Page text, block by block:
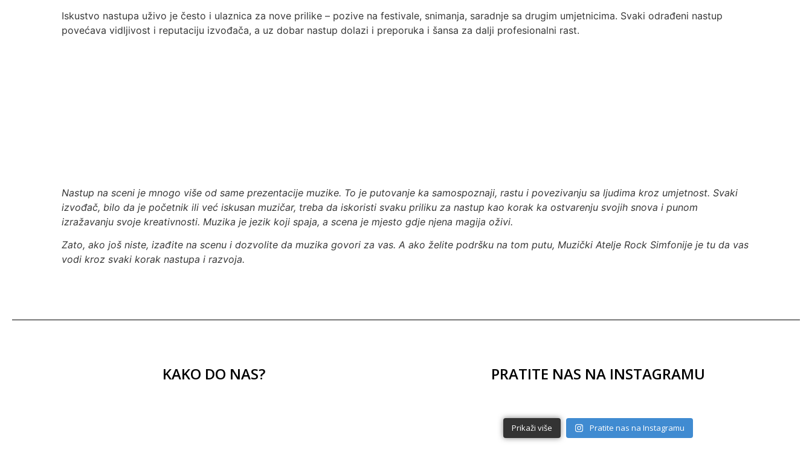
Iskustvo nastupa uživo je često i ulaznica za nove prilike – pozive na festivale, snimanja, saradnje sa drugim umjetnicima. Svaki odrađeni nastup
povećava vidljivost i reputaciju izvođača, a uz dobar nastup dolazi i preporuka i šansa za dalji profesionalni rast.
Nastup na sceni je mnogo više od same prezentacije muzike. To je putovanje ka samospoznaji, rastu i povezivanju sa ljudima kroz umjetnost. Svaki
izvođač, bilo da je početnik ili već iskusan muzičar, treba da iskoristi svaku priliku za nastup kao korak ka ostvarenju svojih snova i punom
izražavanju svoje kreativnosti. Muzika je jezik koji spaja, a scena je mjesto gdje njena magija oživi.
Zato, ako još niste, izađite na scenu i dozvolite da muzika govori za vas. A ako želite podršku na tom putu, Muzički Atelje Rock Simfonije je tu da vas
vodi kroz svaki korak nastupa i razvoja.
KAKO DO NAS? PRATITE NAS NA INSTAGRAMU
nije
Maj 14
nije
Maj 13
muzickiateljerocksimfo
nije
Maj 8
muzickiateljerocksimfo
nije
Prikaži više Pratite nas na Instagramu